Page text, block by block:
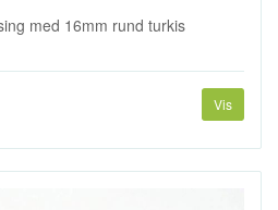
med 16mm rund turkis
Vis